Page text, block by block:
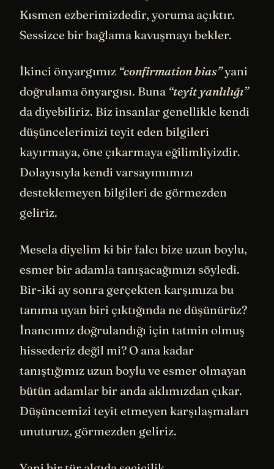
Kısmen ezberimizdedir, yoruma açıktır.
Sessizce bir bağlama kavuşmayı bekler.
İkinci önyargımız “confirmation bias”yani
doğrulama önyargısı. Buna “teyit yanlılığı”
da diyebiliriz. Biz insanlar genellikle kendi
düşüncelerimizi teyit eden bilgileri
kayırmaya, öne çıkarmaya eğilimliyizdir.
Dolayısıyla kendi varsayımımızı
desteklemeyen bilgileri de görmezden
geliriz.
Mesela diyelim ki bir falcı bize uzun boylu,
esmer bir adamla tanışacağımızı söyledi.
Bir-iki ay sonra gerçekten karşımıza bu
tanıma uyan biri çıktığında ne düşünürüz?
İnancımız doğrulandığı için tatmin olmuş
hissederiz değil mi? O ana kadar
tanıştığımız uzun boylu ve esmer olmayan
bütün adamlar bir anda aklımızdan çıkar.
Düşüncemizi teyit etmeyen karşılaşmaları
unuturuz, görmezden geliriz.